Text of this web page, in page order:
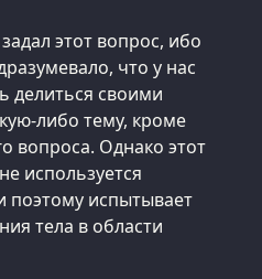
этот вопрос, ибо
что у нас
делиться своими
либо тему, кроме
вопроса. Однако этот
используется
испытывает
тела в области